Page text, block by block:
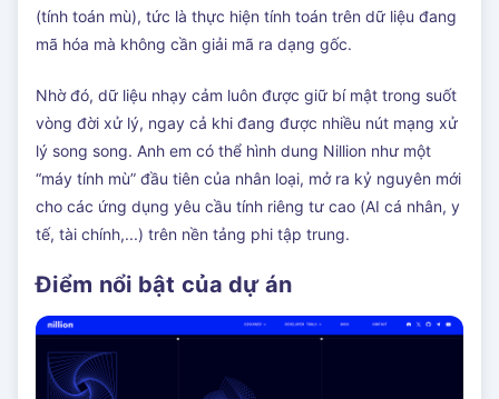
(tính toán mù), tức là thực hiện tính toán trên dữ liệu đang
mã hóa mà không cần giải mã ra dạng gốc.
Nhờ đó, dữ liệu nhạy cảm luôn được giữ bí mật trong suốt
vòng đời xử lý, ngay cả khi đang được nhiều nút mạng xử
lý song song. Anh em có thể hình dung Nillion như một
“máy tính mù” đầu tiên của nhân loại, mở ra kỷ nguyên mới
cho các ứng dụng yêu cầu tính riêng tư cao (AI cá nhân, y
tế, tài chính,...) trên nền tảng phi tập trung.
Điểm nổi bật của dự án